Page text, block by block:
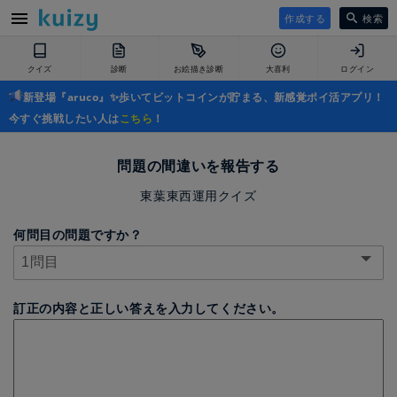
作成する 検索
クイズ 診断 お絵描き診断 大喜利 ログイン
新登場『aruco』✨歩いてビットコインが貯まる、新感覚ポイ活アプリ！
今すぐ挑戦したい人はこちら ！
問題の間違いを報告する
東葉東西運用クイズ
何問目の問題ですか？
訂正の内容と正しい答えを入力してください。